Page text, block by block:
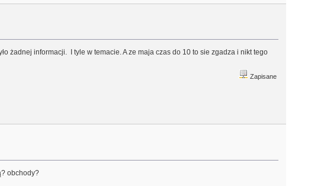
żadnej informacji. I tyle w temacie. A ze maja czas do 10 to sie zgadza i nikt tego
Zapisane
obchody?